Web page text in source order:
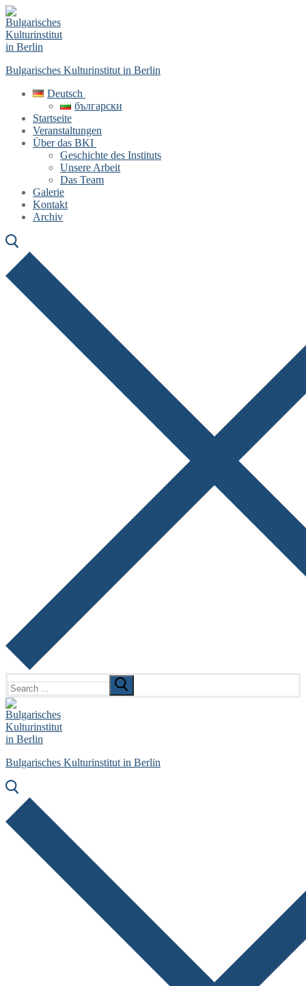
Skip
to
content
Menu
Close
Bulgarisches Kulturinstitut in Berlin
Deutsch
български
Startseite
Veranstaltungen
Über das BKI
Geschichte des Instituts
Unsere Arbeit
Das Team
Galerie
Kontakt
Archiv
for:
Bulgarisches Kulturinstitut in Berlin